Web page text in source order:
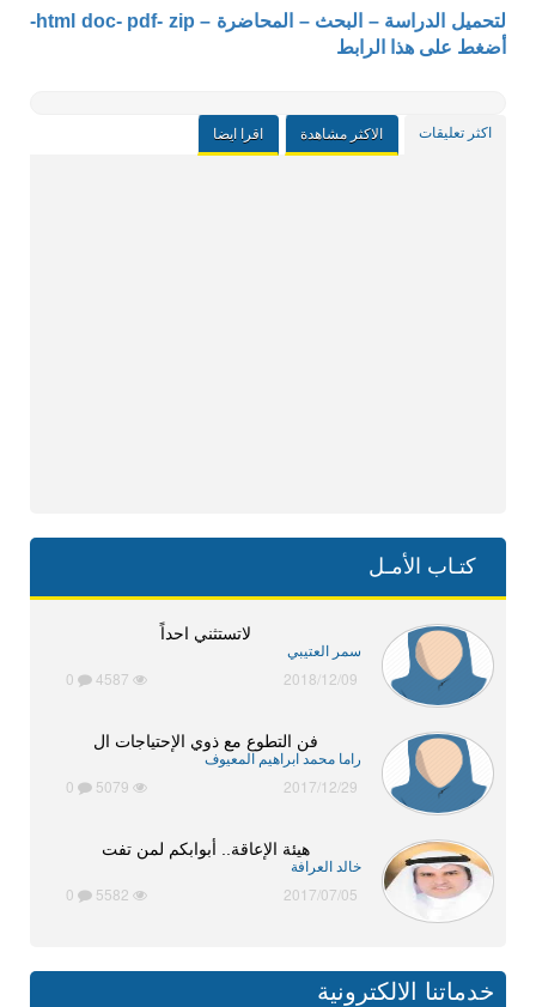
لتحميل الدراسة – البحث – المحاضرة – html doc- pdf- zip-
أضغط على هذا الرابط
اكثر تعليقات الاكثر مشاهدة اقرا ايضا
كتـاب الأمـل
لاتستثني احداً
سمر العتيبي
2018/12/09
فن التطوع مع ذوي الإحتياجات ال
راما محمد ابراهيم المعيوف
2017/12/29
هيئة الإعاقة.. أبوابكم لمن تفت
خالد العرافة
2017/07/05
خدماتنا الالكترونية